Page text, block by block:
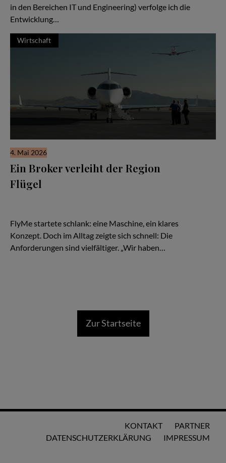
in den Bereichen IT und Engineering) verfolge ich die
Entwicklung…
Wirtschaft
4. Mai 2026
Ein Broker verleiht der Region
Flügel
FlyMe startete schlank: eine Maschine, ein klares
Konzept. Doch im Alltag zeigte sich schnell: Die
Anforderungen sind vielfältiger. „Wir haben…
Zur Startseite
KONTAKT
PARTNER
DATENSCHUTZERKLÄRUNG
IMPRESSUM